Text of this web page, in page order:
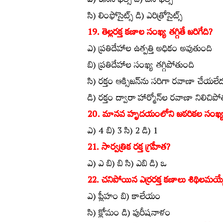
సి) లింఫోసైట్స్‌ డి) ఎరిత్రోసైట్స్‌
19. తెల్లరక్త కణాల సంఖ్య తగ్గితే జరిగేది?
ఎ) ప్రతిదేహాల ఉత్పత్తి అధికం అవుతుంది
బి) ప్రతిదేహాల సంఖ్య తగ్గిపోతుంది
సి) రక్తం ఆక్సిజన్‌ను సరిగా రవాణా
డి) రక్తం ద్వారా హార్మోన్‌ల రవాణా
20. మానవ హృదయంలోని జఠరికల
ఎ) 4 బి) 3 సి) 2 డి) 1
21. సార్వత్రిక రక్త గ్రహీత?
ఎ) ఎ బి) బి సి) ఎబి డి) ఒ
22. చనిపోయిన ఎర్రరక్త కణాలు
ఎ) ప్లీహం బి) కాలేయం
సి) క్లోమం డి) పురీషనాళం